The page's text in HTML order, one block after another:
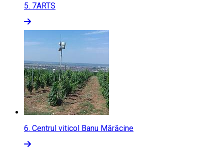
5. 7ARTS
6. Centrul viticol Banu Mărăcine